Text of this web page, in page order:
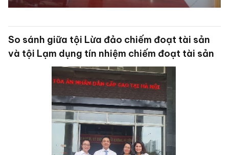
So sánh giữa tội Lừa đảo chiếm đoạt tài sản
và tội Lạm dụng tín nhiệm chiếm đoạt tài sản